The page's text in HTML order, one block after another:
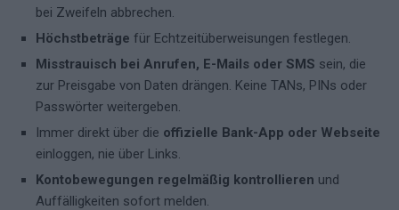
bei Zweifeln abbrechen.
Höchstbeträge für Echtzeitüberweisungen festlegen.
Misstrauisch bei Anrufen, E-Mails oder SMS sein, die
zur Preisgabe von Daten drängen. Keine TANs, PINs oder
Passwörter weitergeben.
Immer direkt über die offizielle Bank-App oder Webseite
einloggen, nie über Links.
Kontobewegungen regelmäßig kontrollieren und
Auffälligkeiten sofort melden.